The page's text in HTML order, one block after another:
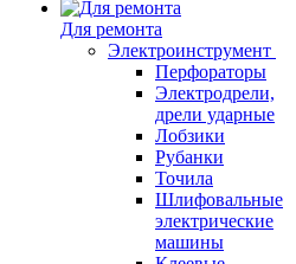
Для ремонта
Электроинструмент
Перфораторы
Электродрели,
дрели ударные
Лобзики
Рубанки
Точила
Шлифовальные
электрические
машины